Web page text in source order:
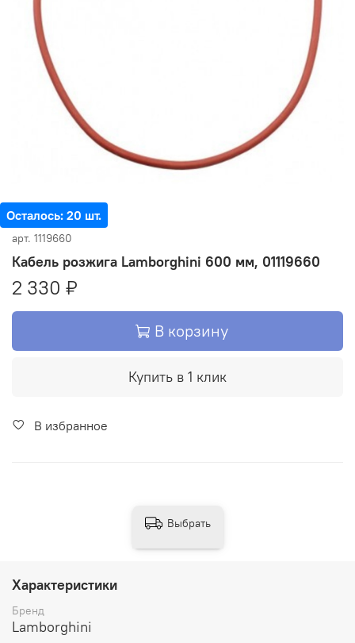
Осталось: 20 шт.
арт. 1119660
Кабель розжига Lamborghini 600 мм, 01119660
2 330 ₽
В корзину
Купить в 1 клик
В избранное
Характеристики
Бренд
Lamborghini
Выбрать